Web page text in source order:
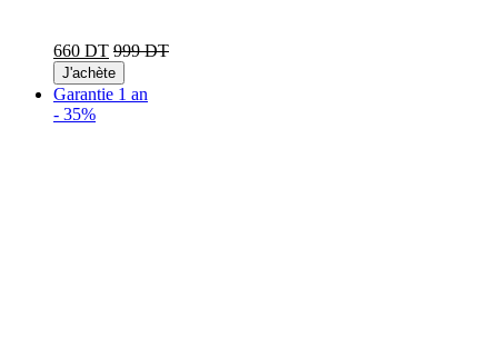
660 DT 999 DT
J'achète
Garantie 1 an
- 35%